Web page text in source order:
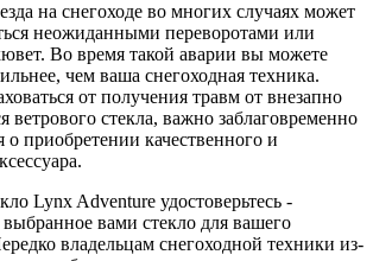
на снегоходе во многих случаях может
неожиданными переворотами или
Во время такой аварии вы можете
чем ваша снегоходная техника.
от получения травм от внезапно
ветрового стекла, важно заблаговременно
о приобретении качественного и
Lynx Adventure удостоверьтесь -
вами стекло для вашего
владельцам снегоходной техники из-